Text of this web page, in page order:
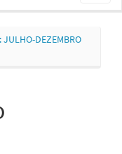
DEZEMBRO